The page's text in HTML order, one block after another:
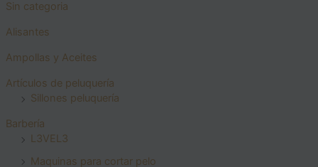
Sin categoria
Alisantes
Ampollas y Aceites
Artículos de peluquería
Sillones peluquería
Barbería
L3VEL3
Maquinas para cortar pelo